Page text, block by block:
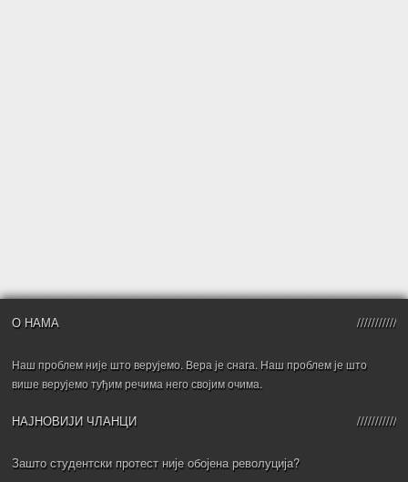
О НАМА
Наш проблем није што верујемо. Вера је снага. Наш проблем је што
више верујемо туђим речима него својим очима.
НАЈНОВИЈИ ЧЛАНЦИ
Зашто студентски протест није обојена револуција?